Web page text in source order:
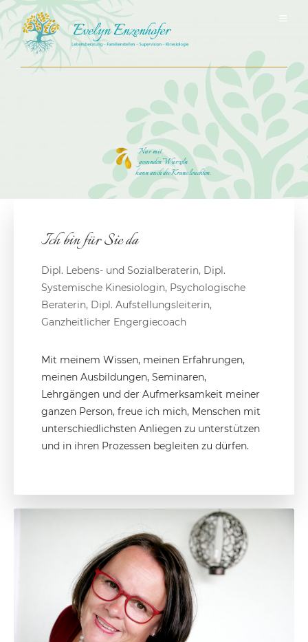
Nur mit
gesunden Wurzeln
kann auch die Krone leuchten.
Ich bin für Sie da
Dipl. Lebens- und Sozialberaterin, Dipl.
Systemische Kinesiologin, Psychologische
Beraterin, Dipl. Aufstellungsleiterin,
Ganzheitlicher Engergiecoach
Mit meinem Wissen, meinen Erfahrungen,
meinen Ausbildungen, Seminaren,
Lehrgängen und der Aufmerksamkeit meiner
ganzen Person, freue ich mich, Menschen mit
unterschiedlichsten Anliegen zu unterstützen
und in ihren Prozessen begleiten zu dürfen.